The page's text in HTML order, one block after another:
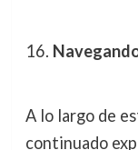
A lo largo de
continuado